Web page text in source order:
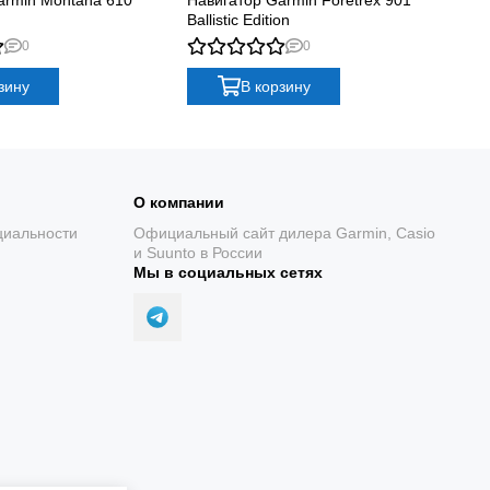
в перчатках, а режим
Датчики ABC
0
Ballistic Edition
0
В корзину
О компании
Официальный сайт дилера Garmin, Casio
и Suunto в России
Мы в социальных сетях